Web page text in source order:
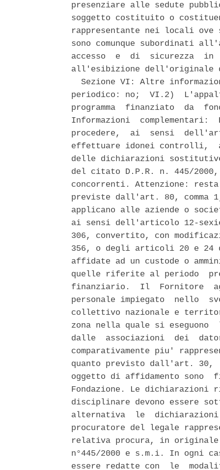
presenziare alle sedute
soggetto costituito o
rappresentante nei locali
sono comunque subordinati
accesso  e  di  sicurezza  in
all'esibizione dell'originale
Sezione VI: Altre
periodico: no;  VI.2)
programma  finanziato  da
Informazioni
procedere,  ai  sensi
effettuare idonei controlli,
delle dichiarazioni
del citato D.P.R. n. 445/
concorrenti. Attenzione:
previste dall'art. 80,
applicano alle aziende o
ai sensi dell'articolo 12-
306, convertito, con
356, o degli articoli 20 e 24
affidate ad un custode o
quelle riferite al periodo
finanziario.  Il  Fornitore
personale impiegato  nello
collettivo nazionale e
zona nella quale si
dalle  associazioni  dei
comparativamente piu'
quanto previsto dall'art. 30,
oggetto di affidamento
Fondazione. Le
disciplinare devono essere
alternativa  le  dichiarazioni
procuratore del legale
relativa procura, in originale
n°445/2000 e s.m.i. In ogni
essere redatte con  le